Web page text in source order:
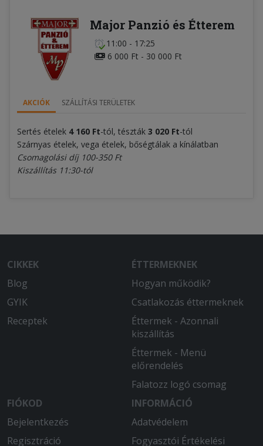
Major Panzió és Étterem
11:00 - 17:25
6 000 Ft - 30 000 Ft
AKCIÓK SZÁLLÍTÁSI TERÜLETEK
Sertés ételek 4 160 Ft-tól, tészták 3 020 Ft-tól
Szárnyas ételek, vega ételek, bőségtálak a kínálatban
Csomagolási díj 100-350 Ft
Kiszállítás 11:30-tól
CIKKEK
Blog
GYIK
Receptek
ÉTTERMEKNEK
Hogyan működik?
Csatlakozás éttermeknek
Éttermek - Azonnali
kiszállítás
Éttermek - Menü
előrendelés
Falatozz logó csomag
FIÓKOD
Bejelentkezés
Regisztráció
INFORMÁCIÓ
Adatvédelem
Fogyasztói Értékelési